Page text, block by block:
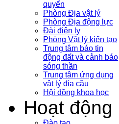
quyển
Phòng Địa vật lý
Phòng Địa động lực
Đài điện ly
Phòng Vật lý kiến tạo
Trung tâm báo tin
động đất và cảnh báo
sóng thần
Trung tâm ứng dụng
vật lý địa cầu
Hội đồng khoa học
Hoạt động